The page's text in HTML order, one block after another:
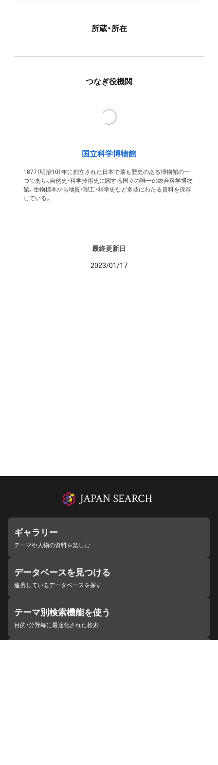
所蔵・所在
つなぎ役機関
国立科学博物館
1877（明治10）年に創立された日本で最も歴史のある博物館の一
つであり、自然史・科学技術史に関する国立の唯一の総合科学博物
館。生物標本から地質・理工・科学史など多岐にわたる資料を保存
している。
最終更新日
2023/01/17
ギャラリー
テーマや人物の資料を楽しむ
データベースを見つける
連携しているデータベースを探す
テーマ別検索機能を使う
目的・分野毎に最適化された検索